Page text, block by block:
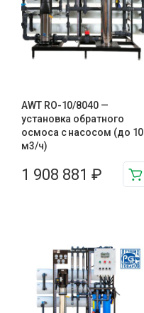
AWT RO-10/8040 —
установка обратного
осмоса с насосом (до 10
м3/ч)
1 908 881 ₽